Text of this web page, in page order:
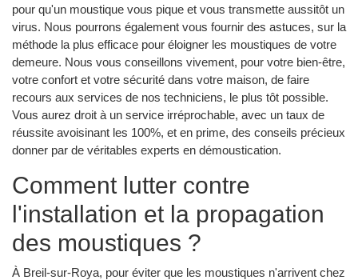
pour qu'un moustique vous pique et vous transmette aussitôt un
virus. Nous pourrons également vous fournir des astuces, sur la
méthode la plus efficace pour éloigner les moustiques de votre
demeure. Nous vous conseillons vivement, pour votre bien-être,
votre confort et votre sécurité dans votre maison, de faire
recours aux services de nos techniciens, le plus tôt possible.
Vous aurez droit à un service irréprochable, avec un taux de
réussite avoisinant les 100%, et en prime, des conseils précieux
donner par de véritables experts en démoustication.
Comment lutter contre
l'installation et la propagation
des moustiques ?
À Breil-sur-Roya, pour éviter que les moustiques n'arrivent chez